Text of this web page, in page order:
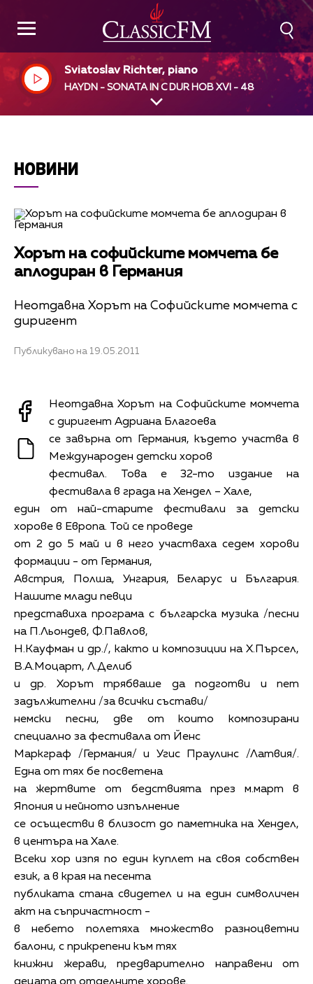
Sviatoslav Richter, piano
HAYDN - SONATA IN C DUR HOB XVI - 48
НОВИНИ
Хорът на софийските момчета бе
аплодиран в Германия
Неотдавна Хорът на Софийските момчета с
диригент
Публикувано на 19.05.2011
Неотдавна Хорът на Софийските момчета
с диригент Адриана Благоева
се завърна от Германия, където участва в
Международен детски хоров
фестивал. Това е 32-то издание на
фестивала в града на Хендел – Хале,
един от най-старите фестивали за детски
хорове в Европа. Той се проведе
от 2 до 5 май и в него участваха седем хорови
формации - от Германия,
Австрия, Полша, Унгария, Беларус и България.
Нашите млади певци
представиха програма с българска музика /песни
на П.Льондев, Ф.Павлов,
Н.Кауфман и др./, както и композиции на Х.Пърсел,
В.А.Моцарт, Л.Делиб
и др. Хорът трябваше да подготви и пет
задължителни /за всички състави/
немски песни, две от които композирани
специално за фестивала от Йенс
Маркграф /Германия/ и Угис Праулинс /Латвия/.
Една от тях бе посветена
на жертвите от бедствията през м.март в
Япония и нейното изпълнение
се осъществи в близост до паметника на Хендел,
в центъра на Хале.
Всеки хор изпя по един куплет на своя собствен
език, а в края на песента
публиката стана свидетел и на един символичен
акт на съпричастност -
в небето полетяха множество разноцветни
балони, с прикрепени към тях
книжни жерави, предварително направени от
децата от отделните хорове.